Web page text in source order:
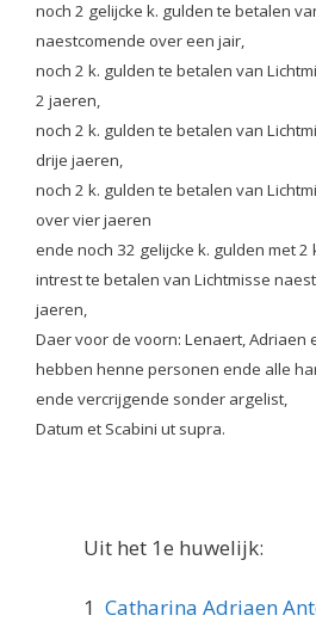
noch 2 gelijcke k. gulden te betalen
naestcomende over een jair,
noch 2 k. gulden te betalen van
2 jaeren,
noch 2 k. gulden te betalen van
drije jaeren,
noch 2 k. gulden te betalen van
over vier jaeren
ende noch 32 gelijcke k. gulden met
intrest te betalen van Lichtmisse
jaeren,
Daer voor de voorn: Lenaert, Adriaen
hebben henne personen ende alle
ende vercrijgende sonder argelist,
Datum et Scabini ut supra.
Uit het 1e huwelijk:
1 Catharina Adriaen